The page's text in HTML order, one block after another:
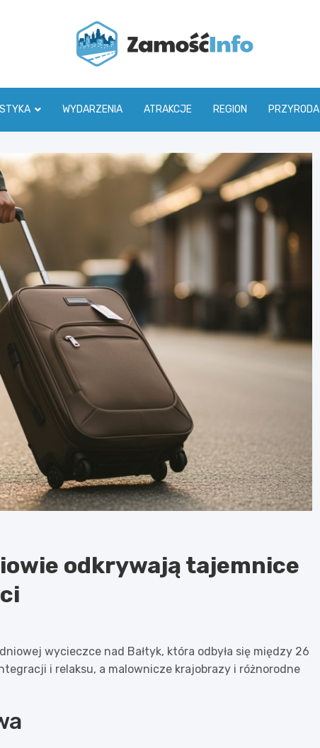
WYDARZENIA ATRAKCJE REGION PRZYRODA
odkrywają tajemnice
wycieczce nad Bałtyk, która odbyła się między 26
i relaksu, a malownicze krajobrazy i różnorodne